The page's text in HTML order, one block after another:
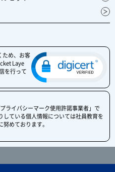
ため、お客
Laye
を行って
ライバシーマーク使用許諾事業者」で
している個人情報については社員教育を
めております。